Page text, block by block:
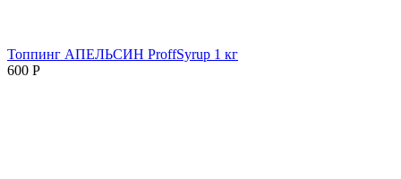
Топпинг АПЕЛЬСИН ProffSyrup 1 кг
600 Р